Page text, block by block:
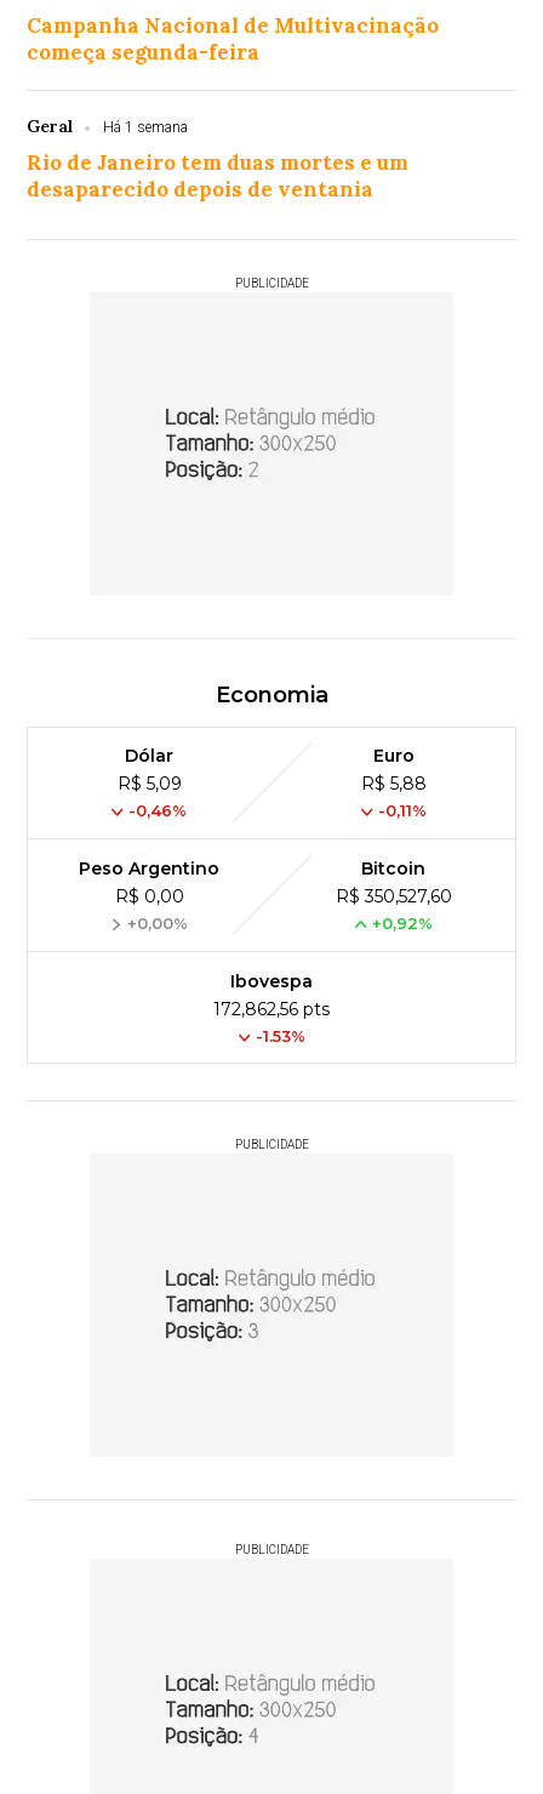
Campanha Nacional de Multivacinação
começa segunda-feira
Geral Há 1 semana
Rio de Janeiro tem duas mortes e um
desaparecido depois de ventania
PUBLICIDADE
Economia
Dólar
R$ 5,09
-0,46%
Euro
R$ 5,88
-0,11%
Peso Argentino
R$ 0,00
+0,00%
Bitcoin
R$ 350,527,60
+0,92%
Ibovespa
172,862,56 pts
-1.53%
PUBLICIDADE
PUBLICIDADE